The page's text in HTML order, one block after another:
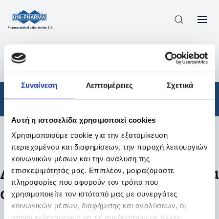
Συναίνεση Λεπτομέρειες Σχετικά
Αυτή η ιστοσελίδα χρησιμοποιεί cookies
Χρησιμοποιούμε cookie για την εξατομίκευση
περιεχομένου και διαφημίσεων, την παροχή λειτουργιών
κοινωνικών μέσων και την ανάλυση της
επισκεψιμότητάς μας. Επιπλέον, μοιραζόμαστε
πληροφορίες που αφορούν τον τρόπο που
χρησιμοποιείτε τον ιστότοπό μας με συνεργάτες
κοινωνικών μέσων, διαφήμισης και αναλύσεων, οι
οποίοι ενδεχομένως να τις συνδυάσουν με άλλες
ΠΡΟΪΟΝΤΑ
ΑΠΟΤΕΛΕΣΜΑΤΑ ΑΝΑΖΗΤΗΣΗΣ
Φάρμακα
Φίλτρα
Δεν βρέθηκαν προϊόντα με τα
συγκεκριμένα φίλτρα